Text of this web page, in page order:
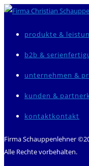
kontakt
Firma Schauppenlehner
Alle Rechte vorbehalten.